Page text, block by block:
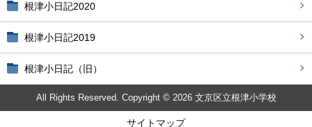
根津小日記2020
根津小日記2019
根津小日記（旧）
All Rights Reserved. Copyright © 2026 文京区立根津小学校
サイトマップ